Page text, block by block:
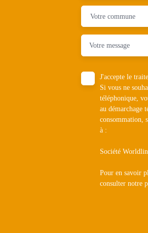
Votre commune
Votre message
J'accepte le
Si vous ne
téléphonique,
au démarchage
consommation,
à :
Société
Pour en savoir
consulter notre